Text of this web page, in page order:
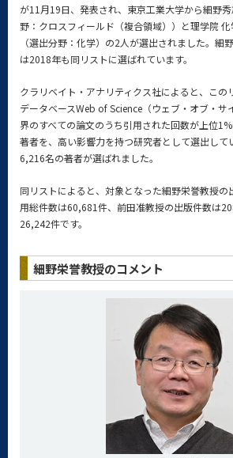
が11月19日、発表され、東京工業大学から細野
野：クロスフィールド（複合領域））と理学院
（選出分野：化学）の2人が選出されました。細
は2018年も同リストに選ばれています。
クラリベイト・アナリティクス社によると、この
データベースWeb of Science（ウェブ・オブ・サ
界のすべての論文のうち引用された回数が上位
著者を、高い影響力を持つ研究者として選出して
6,216名の著者が選ばれました。
同リストによると、対象となった細野栄誉教授の
用総件数は60,681件、前田准教授の出版件数は
26,242件です。
細野栄誉教授のコメント